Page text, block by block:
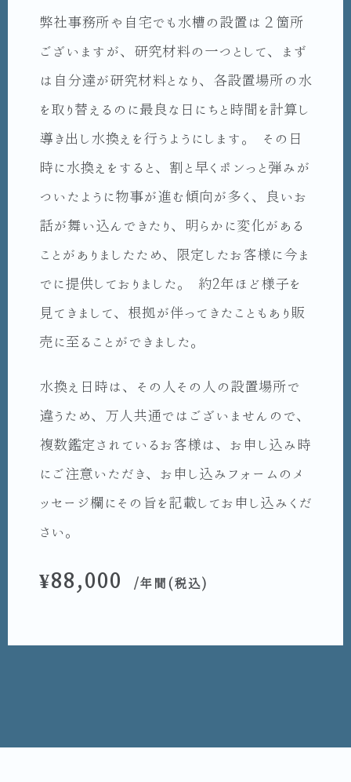
弊社事務所や自宅でも水槽の設置は２箇所
ございますが、研究材料の一つとして、まず
は自分達が研究材料となり、各設置場所の水
を取り替えるのに最良な日にちと時間を計算し
導き出し水換えを行うようにします。 その日
時に水換えをすると、割と早くポンっと弾みが
ついたように物事が進む傾向が多く、良いお
話が舞い込んできたり、明らかに変化がある
ことがありましたため、限定したお客様に今ま
でに提供しておりました。 約2年ほど様子を
見てきまして、根拠が伴ってきたこともあり販
売に至ることができました。
水換え日時は、その人その人の設置場所で
違うため、万人共通ではございませんので、
複数鑑定されているお客様は、お申し込み時
にご注意いただき、お申し込みフォームのメ
ッセージ欄にその旨を記載してお申し込みくだ
さい。
¥88,000 /年間(税込)